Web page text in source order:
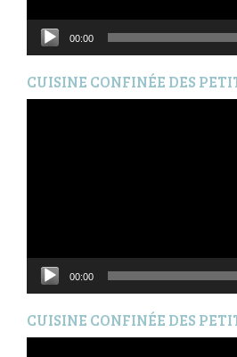
00:00
CUISINE CONFINÉE DES
00:00
CUISINE CONFINÉE DES